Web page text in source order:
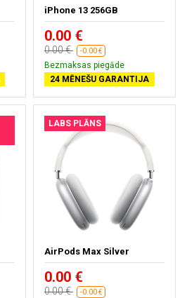
iPhone 13 256GB
0.00 €
0.00 € -0.00 €
Bezmaksas piegāde
24 MĒNEŠU GARANTIJA
LABS PLĀNS
AirPods Max Silver
0.00 €
0.00 € -0.00 €